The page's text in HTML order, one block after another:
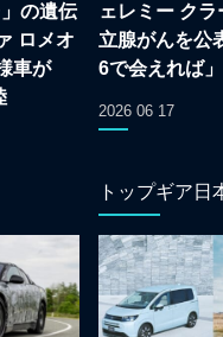
の遺伝
ロメオ
車が
ェレミー ク
立腺がんを公
6で会えれば」
2026 06 17
トップギア日